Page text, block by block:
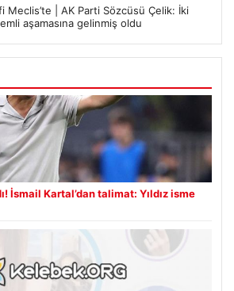
Meclis’te | AK Parti Sözcüsü Çelik: İki
aşamasına gelinmiş oldu
İsmail Kartal’dan talimat: Yıldız isme